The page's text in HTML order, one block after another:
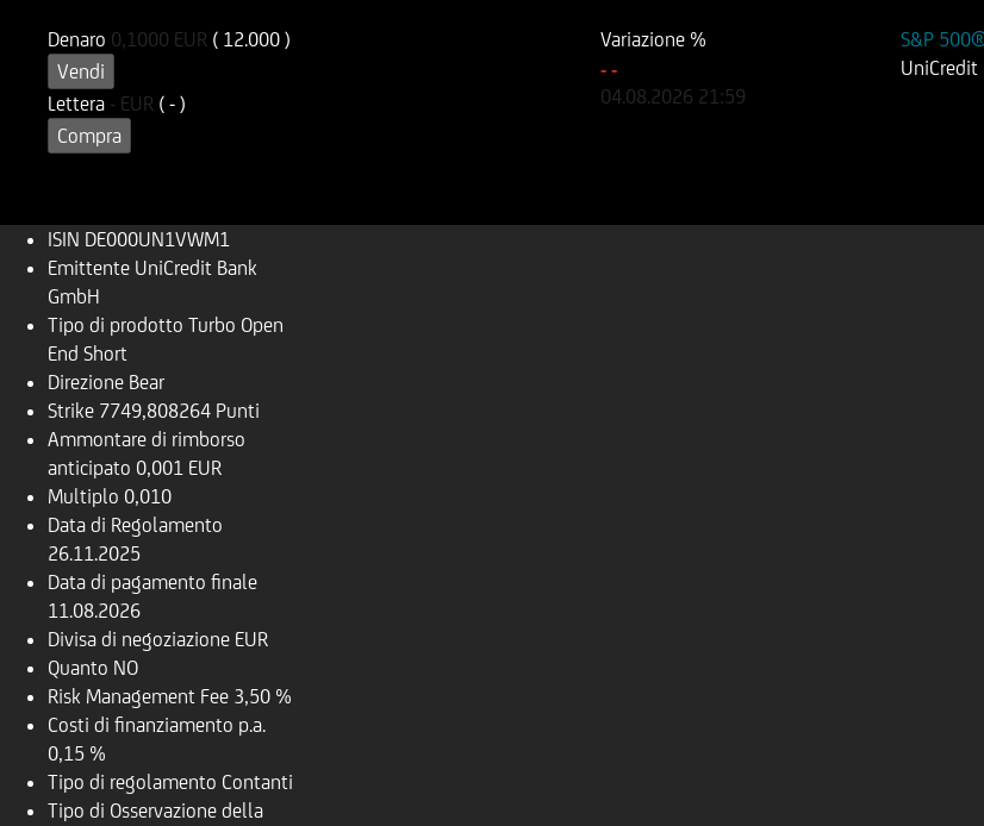
Denaro 0,1000 EUR ( 12.000 )
Vendi
Lettera - EUR ( - )
Compra
Variazione %
--
04.08.2026 21:59
S&P
ISIN DE000UN1VWM1
Emittente UniCredit Bank
GmbH
Tipo di prodotto Turbo Open
End Short
Direzione Bear
Strike 7749,808264 Punti
Ammontare di rimborso
anticipato 0,001 EUR
Multiplo 0,010
Data di Regolamento
26.11.2025
Data di pagamento finale
11.08.2026
Divisa di negoziazione EUR
Quanto NO
Risk Management Fee 3,50 %
Costi di finanziamento p.a.
0,15 %
Tipo di regolamento Contanti
Tipo di Osservazione della